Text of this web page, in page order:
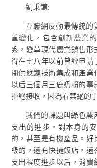
劉秉鐮:
互聯網反動最傳統的
重變化，包含創新農業
系，變革現代農業銷售
得在七八年以前曾經申
閉供應鏈技術集成和產
以后三個月三鹿奶粉的
拒絕接收，因為看禁絕的
我們的課題叫綠色農
支出的進步，對本身的
的，甚至是有機產品。
級的，還有快捷飯店，
支出程度進步以后，消